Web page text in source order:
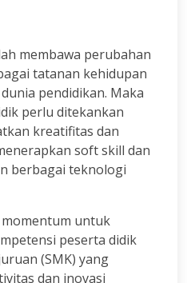
membawa perubahan
tatanan kehidupan
pendidikan. Maka
perlu ditekankan
kreatifitas dan
soft skill dan
berbagai teknologi
untuk
peserta didik
(SMK) yang
dan inovasi